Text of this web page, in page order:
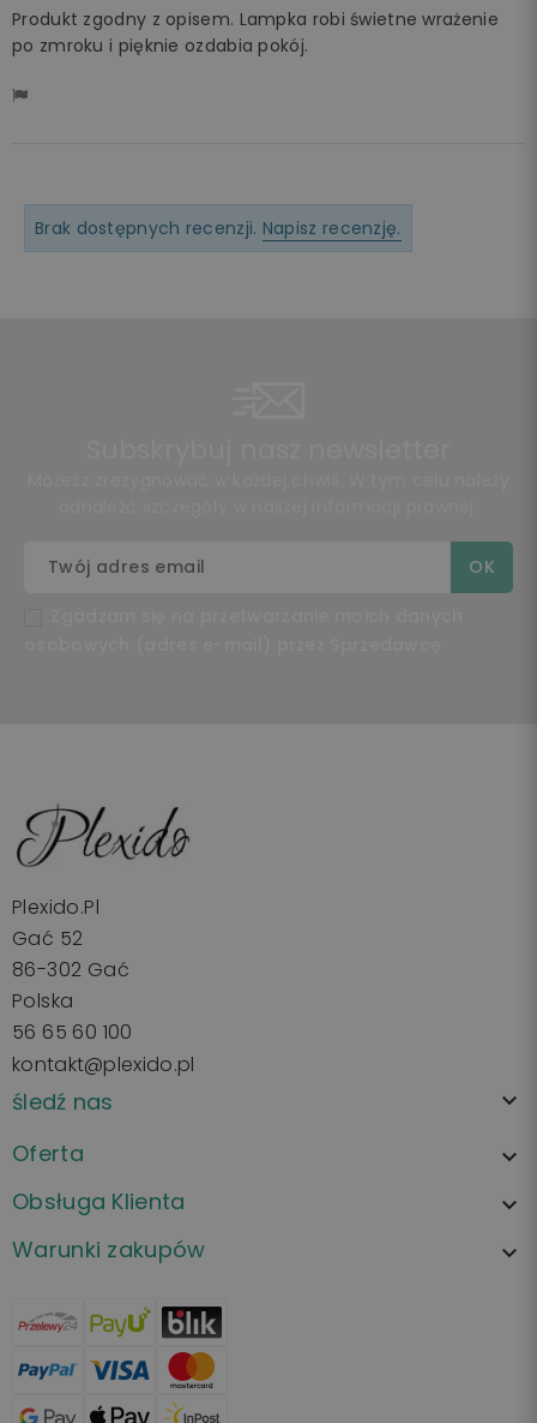
Produkt zgodny z opisem. Lampka robi świetne wrażenie
po zmroku i pięknie ozdabia pokój.
Brak dostępnych recenzji. Napisz recenzję.
Plexido.pl
Gać 52
86-302 Gać
Polska
56 65 60 100
kontakt@plexido.pl
śledź nas 
Oferta 
Obsługa Klienta 
Warunki zakupów 